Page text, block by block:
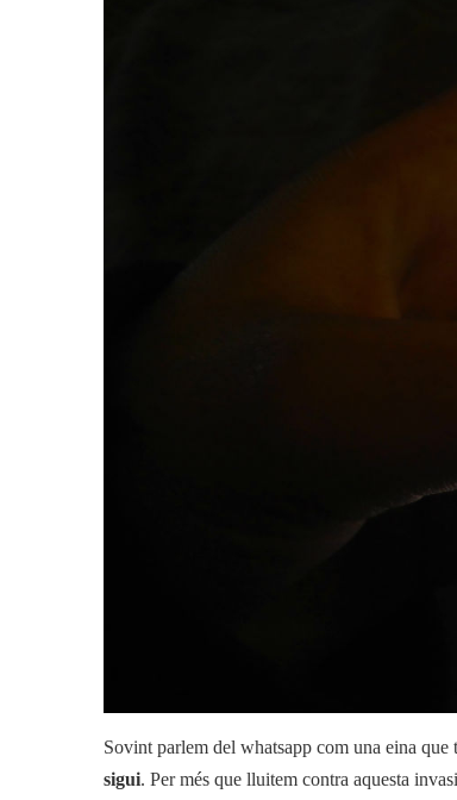
Sovint parlem del whatsapp com una eina que
sigui. Per més que lluitem contra aquesta